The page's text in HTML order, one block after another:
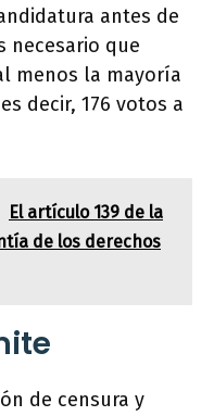
antes de
necesario que
menos la mayoría
decir, 176 votos a
El artículo 139 de la
de los derechos
de censura y